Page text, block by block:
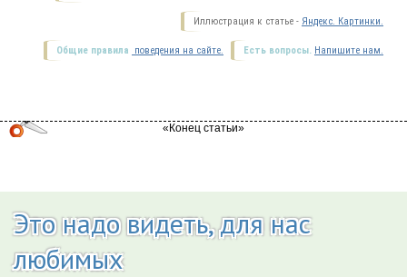
Иллюстрация к статье - Яндекс. Картинки.
Есть вопросы. Напишите нам.
Общие правила поведения на сайте.
Это надо видеть, для нас
любимых